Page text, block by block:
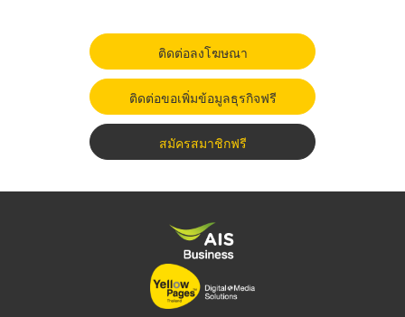
ติดต่อลงโฆษณา
ติดต่อขอเพิ่มข้อมูลธุรกิจฟรี
สมัครสมาชิกฟรี